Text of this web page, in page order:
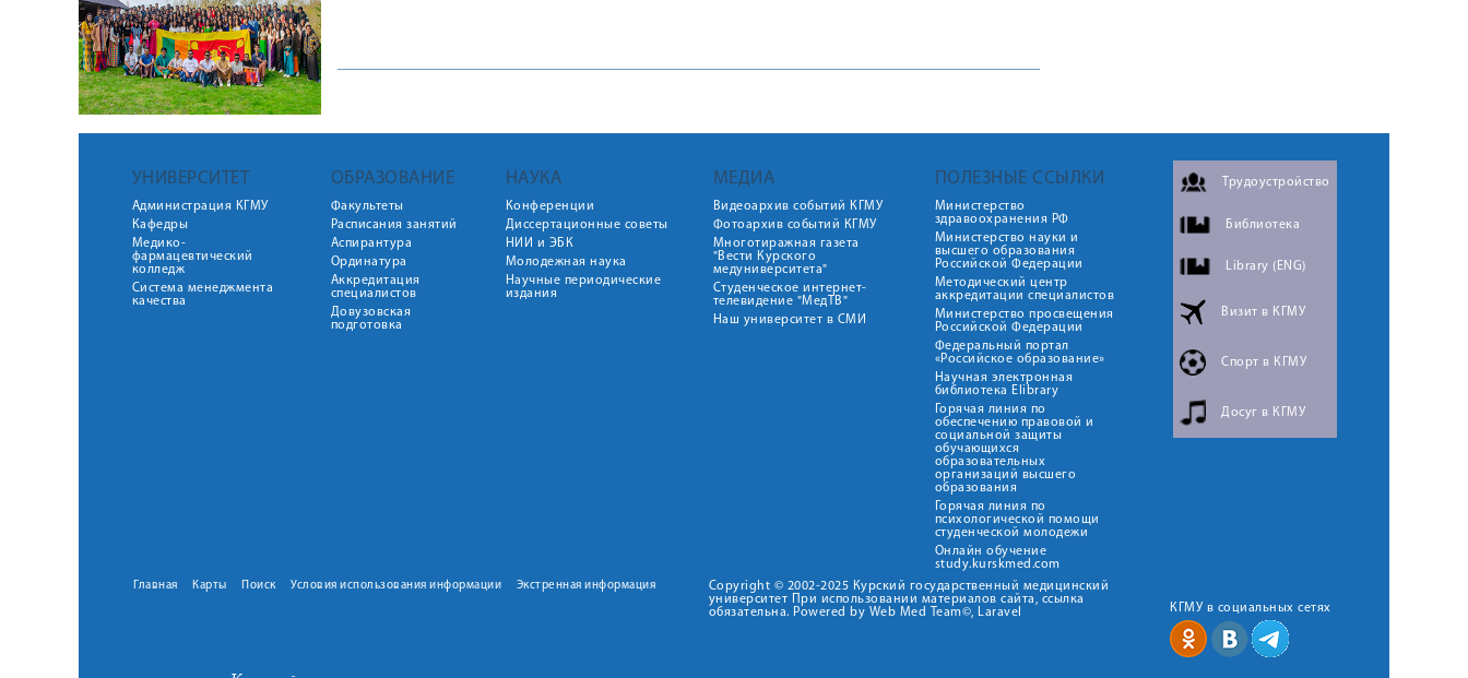
УНИВЕРСИТЕТ
Администрация КГМУ
Кафедры
Медико-
фармацевтический
колледж
Система менеджмента
качества
ОБРАЗОВАНИЕ
Факультеты
Расписания занятий
Аспирантура
Ординатура
Аккредитация
специалистов
Довузовская
подготовка
НАУКА
Конференции
Диссертационные советы
НИИ и ЭБК
Молодежная наука
Научные периодические
издания
МЕДИА
Видеоархив событий КГМУ
Фотоархив событий КГМУ
Многотиражная газета
"Вести Курского
медуниверситета"
Студенческое интернет-
телевидение "МедТВ"
Наш университет в СМИ
ПОЛЕЗНЫЕ ССЫЛКИ
Министерство
здравоохранения РФ
Министерство науки и
высшего образования
Российской Федерации
Методический центр
аккредитации специалистов
Министерство просвещения
Российской Федерации
Федеральный портал
«Российское образование»
Научная электронная
библиотека Elibrary
Горячая линия по
обеспечению правовой и
социальной защиты
обучающихся
образовательных
организаций высшего
образования
Горячая линия по
психологической помощи
студенческой молодежи
Онлайн обучение
study.kurskmed.com
Трудоустройство
Библиотека
Library (ENG)
Визит в КГМУ
Спорт в КГМУ
Досуг в КГМУ
Главная Карты Поиск Условия использования информации Экстренная информация
Copyright © 2002-2025 Курский государственный медицинский
университет При использовании материалов сайта, ссылка
обязательна. Powered by Web Med Team©, Laravel
КГМУ в социальных сетях